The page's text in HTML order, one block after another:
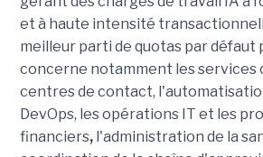
et à haute intensité
meilleur parti de quotas par défaut
concerne notamment les services
centres de contact,
DevOps, les opérations IT et les
financiers,l'administration de la